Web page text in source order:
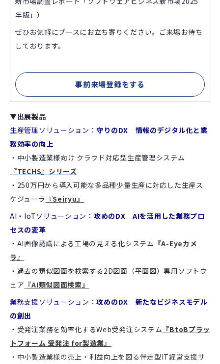
年版」）
ぜひお気軽にブースにお立ち寄りください。ご来場お待ち
しております。
事前来場登録をする
▼出展製品
生産管理ソリューション：守りのDX 情報のデジタル化と業
務効率の向上
・中小製造業様向け クラウド対応型生産管理システム
『TECHS』シリーズ
・250万円から導入可能な多品種少量生産に対応した生産ス
ケジューラ 『Seiryu』
AI・IoTソリューション： 攻めのDX AIを活用した業務プロ
セスの変革
・AI画像認識による工場の見える化システム 『A-Eyeカメ
ラ』
・過去の類似図面を検索する2D図面（平面図）専用ソフトウ
ェア 『AI類似図面検索』
業務支援ソリューション：攻めのDX 新たなビジネスモデル
の創出
・受発注業務を効率化するWeb受発注システム 『BtoBプラッ
トフォーム 受発注 for製造業』
・中小製造業様の売上・利益向上を図る伴走型IT経営支援サ